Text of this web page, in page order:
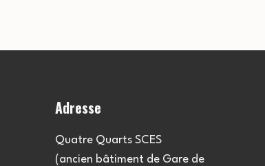
Adresse
Quatre Quarts SCES
(ancien bâtiment de Gare de